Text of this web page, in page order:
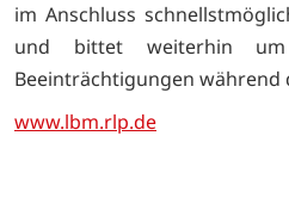
im Anschluss
und bittet weiterhin
Beeinträchtigungen während
www.lbm.rlp.de